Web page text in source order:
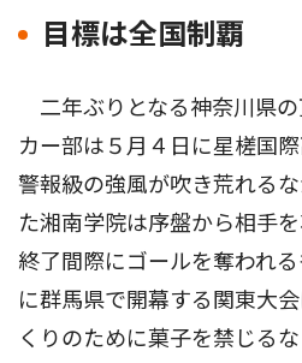
目標は全国制覇
二年ぶりとなる神奈川県の
カー部は５月４日に星槎国
警報級の強風が吹き荒れる
た湘南学院は序盤から相手
終了間際にゴールを奪われ
に群馬県で開幕する関東大
くりのために菓子を禁じる